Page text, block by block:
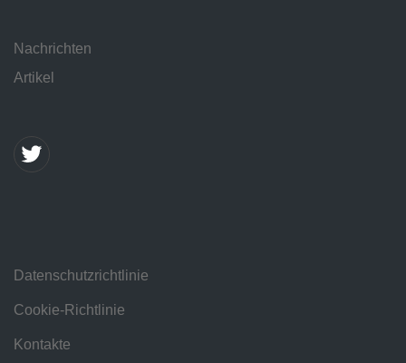
Nachrichten
Artikel
Datenschutzrichtlinie
Cookie-Richtlinie
Kontakte